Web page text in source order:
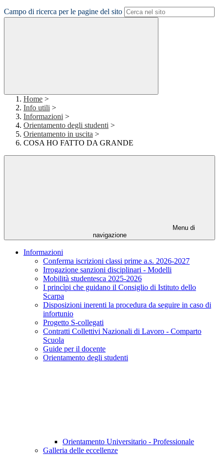
Campo di ricerca per le pagine del sito
Home >
Info utili >
Informazioni >
Orientamento degli studenti >
Orientamento in uscita >
COSA HO FATTO DA GRANDE
Menu di
navigazione
Informazioni
Conferma iscrizioni classi prime a.s. 2026-2027
Irrogazione sanzioni disciplinari - Modelli
Mobilità studentesca 2025-2026
I princìpi che guidano il Consiglio di Istituto dello
Scarpa
Disposizioni inerenti la procedura da seguire in caso di
infortunio
Progetto S-collegati
Contratti Collettivi Nazionali di Lavoro - Comparto
Scuola
Guide per il docente
Orientamento degli studenti
Orientamento Universitario - Professionale
Galleria delle eccellenze